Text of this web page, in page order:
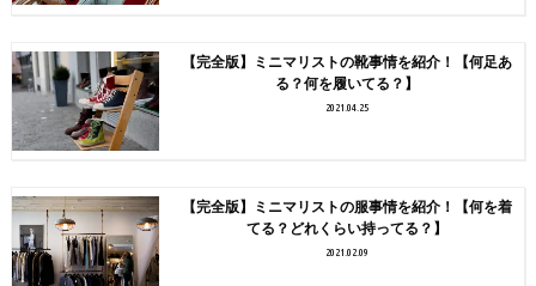
【完全版】ミニマリストの靴事情を紹介！【何足あ
る？何を履いてる？】
2021.04.25
【完全版】ミニマリストの服事情を紹介！【何を着
てる？どれくらい持ってる？】
2021.02.09